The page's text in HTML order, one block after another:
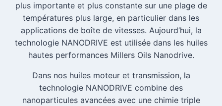
plus importante et plus constante sur une plage de
températures plus large, en particulier dans les
applications de boîte de vitesses. Aujourd’hui, la
technologie NANODRIVE est utilisée dans les huiles
hautes performances Millers Oils Nanodrive.
Dans nos huiles moteur et transmission, la
technologie NANODRIVE combine des
nanoparticules avancées avec une chimie triple